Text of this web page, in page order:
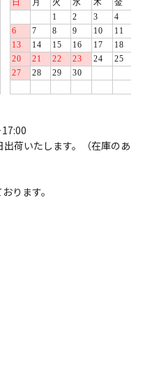
荷いたします。（在庫のあ
ります。